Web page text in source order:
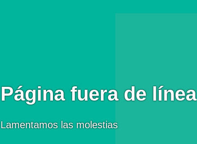
Página fuera de línea
Lamentamos las molestias